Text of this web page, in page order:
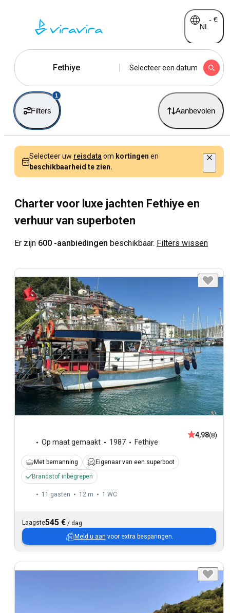
NL
- €
Fethiye Selecteer een datum
Filters
1
Aanbevolen
Selecteer uw reisdata om kortingen en
beschikbaarheid te zien.
Charter voor luxe jachten Fethiye en
verhuur van superboten
Er zijn 600 -aanbiedingen beschikbaar. Filters wissen
Op maat gemaakt 1987 Fethiye
4,98(8)
Met bemanning
Eigenaar van een superboot
Brandstof inbegrepen
11 gasten 12 m 1 WC
Laagste545 € / dag
Meld u aan voor extra besparingen.